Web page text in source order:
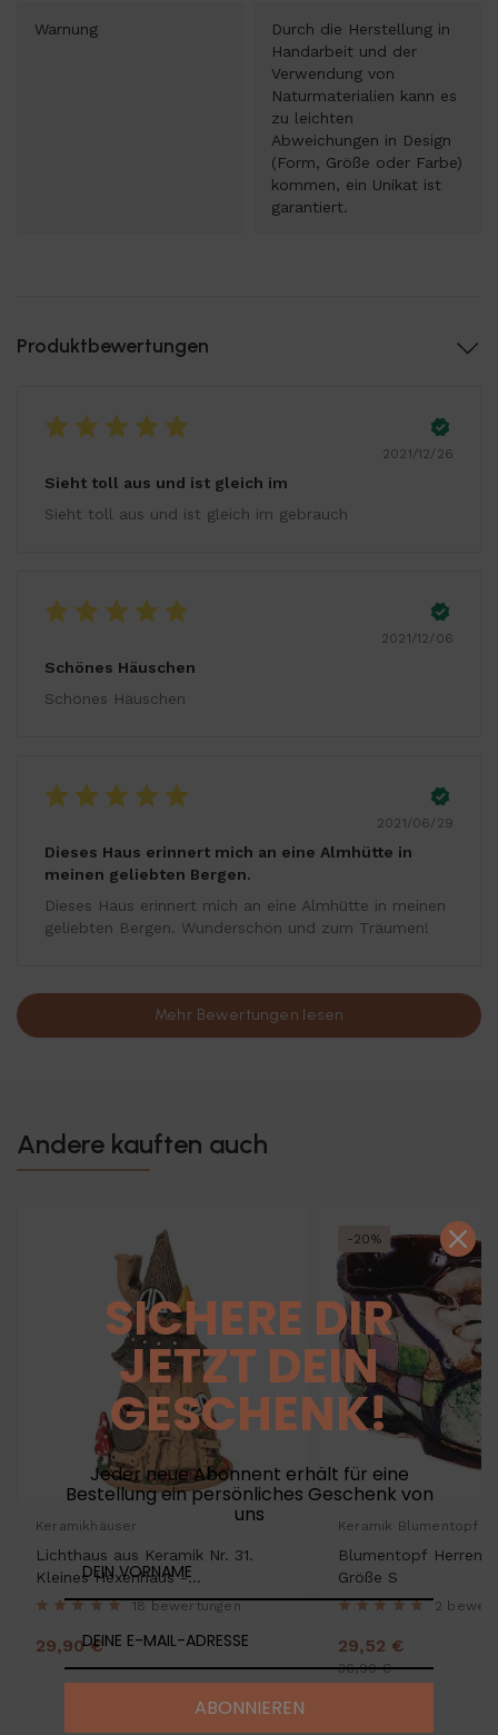
Warnung
Durch die Herstellung in
Handarbeit und der
Verwendung von
Naturmaterialien kann es
zu leichten
Abweichungen in Design
(Form, Größe oder Farbe)
kommen, ein Unikat ist
garantiert.
Produktbewertungen
2021/12/26
Sieht toll aus und ist gleich im
Sieht toll aus und ist gleich im gebrauch
2021/12/06
Schönes Häuschen
Schönes Häuschen
2021/06/29
Dieses Haus erinnert mich an eine Almhütte in
meinen geliebten Bergen.
Dieses Haus erinnert mich an eine Almhütte in meinen
geliebten Bergen. Wunderschön und zum Träumen!
Mehr Bewertungen lesen
Andere kauften auch
Keramikhäuser
Lichthaus aus Keramik Nr. 31.
Kleines Hexenhaus -
Teelichthalter, Räucherhaus und
18 bewertungen
29,90 €
Keramik Blumentopf
Blumentopf Herrenschuh IV –
Größe S
2
29,52 €
36,90 €
-20%
SICHERE DIR
JETZT DEIN
GESCHENK!
Jeder neue Abonnent erhält für eine
Bestellung ein persönliches Geschenk von
uns
ABONNIEREN